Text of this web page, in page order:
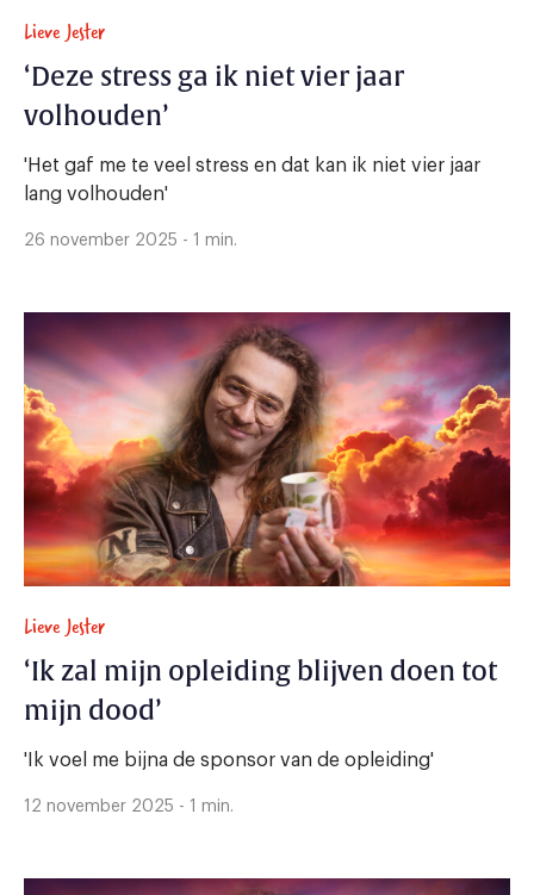
Lieve Jester
‘Deze stress ga ik niet vier jaar
volhouden’
'Het gaf me te veel stress en dat kan ik niet vier jaar
lang volhouden'
26 november 2025 - 1 min.
Lieve Jester
‘Ik zal mijn opleiding blijven doen tot
mijn dood’
'Ik voel me bijna de sponsor van de opleiding'
12 november 2025 - 1 min.